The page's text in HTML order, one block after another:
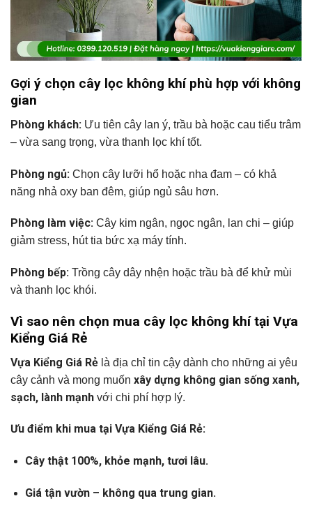
Gợi ý chọn cây lọc không khí phù hợp với không
gian
Phòng khách: Ưu tiên cây lan ý, trầu bà hoặc cau tiểu trâm
– vừa sang trọng, vừa thanh lọc khí tốt.
Phòng ngủ: Chọn cây lưỡi hổ hoặc nha đam – có khả
năng nhả oxy ban đêm, giúp ngủ sâu hơn.
Phòng làm việc: Cây kim ngân, ngọc ngân, lan chi – giúp
giảm stress, hút tia bức xạ máy tính.
Phòng bếp: Trồng cây dây nhện hoặc trầu bà để khử mùi
và thanh lọc khói.
Vì sao nên chọn mua cây lọc không khí tại Vựa
Kiểng Giá Rẻ
Vựa Kiểng Giá Rẻ là địa chỉ tin cậy dành cho những ai yêu
cây cảnh và mong muốn xây dựng không gian sống xanh,
sạch, lành mạnh với chi phí hợp lý.
Ưu điểm khi mua tại Vựa Kiểng Giá Rẻ:
Cây thật 100%, khỏe mạnh, tươi lâu.
Giá tận vườn – không qua trung gian.